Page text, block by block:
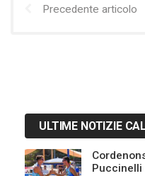
Precedente articolo
ULTIME NOTIZIE
Puccinelli